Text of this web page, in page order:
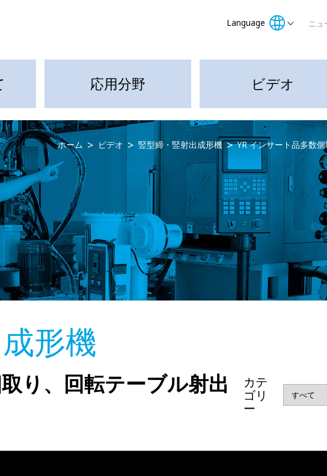
Language ニュ
応用分野 ビデオ
ホーム ビデオ 竪型締・竪射出成形機 YR インサート品多数
形機
り、回転テーブル射出
カテ
ゴリ
ー